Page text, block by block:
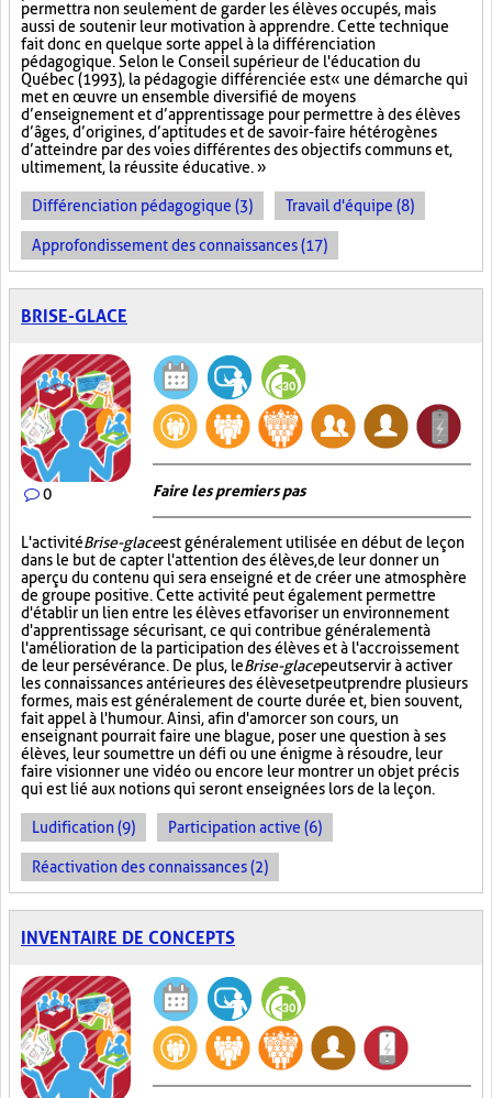
permettra non seulement de garder les élèves occupés, mais
aussi de soutenir leur motivation à apprendre. Cette technique
fait donc en quelque sorte appel à la différenciation
pédagogique. Selon le Conseil supérieur de l'éducation du
Québec (1993), la pédagogie différenciée est « une démarche qui
met en œuvre un ensemble diversifié de moyens
d’enseignement et d’apprentissage pour permettre à des élèves
d’âges, d’origines, d’aptitudes et de savoir-faire hétérogènes
d’atteindre par des voies différentes des objectifs communs et,
ultimement, la réussite éducative. »
Différenciation pédagogique (3) Travail d'équipe (8)
Approfondissement des connaissances (17)
BRISE-GLACE
0 Faire les premiers pas
L'activitéBrise-glaceest généralement utilisée en début de leçon
dans le but de capter l'attention des élèves, de leur donner un
aperçu du contenu qui sera enseigné et de créer une atmosphère
de groupe positive. Cette activité peut également permettre
d'établir un lien entre les élèves et favoriser un environnement
d'apprentissage sécurisant, ce qui contribue généralement à
l'amélioration de la participation des élèves et à l'accroissement
de leur persévérance. De plus, leBrise-glacepeut servir à activer
les connaissances antérieures des élèves et peut prendre plusieurs
formes, mais est généralement de courte durée et, bien souvent,
fait appel à l'humour. Ainsi, afin d'amorcer son cours, un
enseignant pourrait faire une blague, poser une question à ses
élèves, leur soumettre un défi ou une énigme à résoudre, leur
faire visionner une vidéo ou encore leur montrer un objet précis
qui est lié aux notions qui seront enseignées lors de la leçon.
Ludification (9) Participation active (6)
Réactivation des connaissances (2)
INVENTAIRE DE CONCEPTS